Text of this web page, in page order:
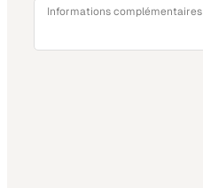
Informations complémentaires